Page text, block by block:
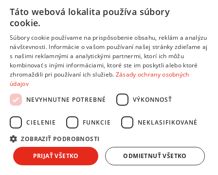
Napíš najdôležitejšie prednosti a výhody
Každý bod napíš na nový riadok
Negatíva:
Čo by mohlo byť na produkte lepšie?
Ak si s výrobkom 100% spokojný, toto políčko nevypĺňaj
Zhrnutie:
*
Táto webová lokalita používa súbory
cookie.
Súbory cookie používame na prispôsobenie obsahu, reklám a analýzu
návštevnosti. Informácie o vašom používaní našej stránky zdieľame aj
s našimi reklamnými a analytickými partnermi, ktorí ich môžu
kombinovať s inými informáciami, ktoré ste im poskytli alebo ktoré
zhromaždili pri používaní ich služieb. Zásady ochrany osobných
údajov
NEVYHNUTNE POTREBNÉ
VÝKONNOSŤ
CIELENIE FUNKCIE NEKLASIFIKOVANÉ
ZOBRAZIŤ PODROBNOSTI
PRIJAŤ VŠETKO ODMIETNUŤ VŠETKO